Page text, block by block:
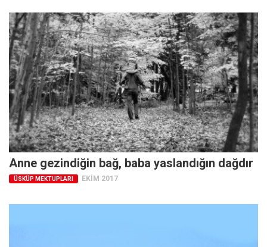
Avustralya
Tarih
Düşünce
Dosyalar
Anne gezindiğin bağ, baba yaslandığın dağdır
ÜSKÜP MEKTUPLARI EKIM 2017